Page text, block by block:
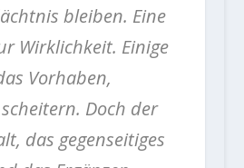
bleiben. Eine
Wirklichkeit. Einige
Vorhaben,
Doch der
das gegenseitiges